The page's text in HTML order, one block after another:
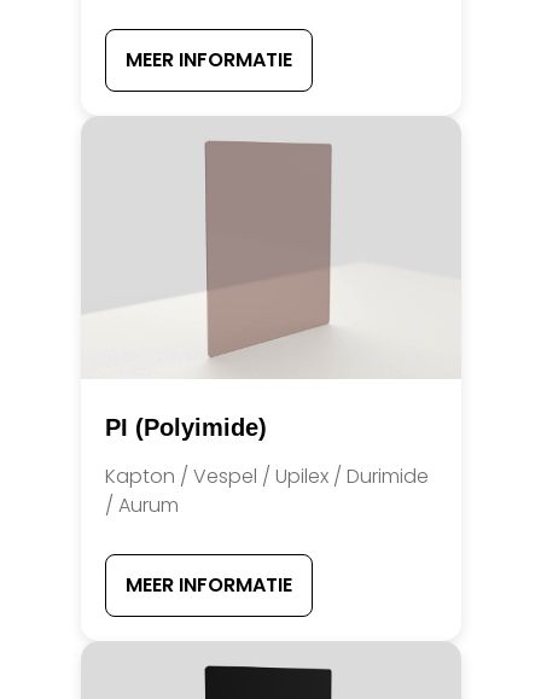
MEER INFORMATIE
PI (Polyimide)
Kapton / Vespel / Upilex / Durimide
/ Aurum
MEER INFORMATIE